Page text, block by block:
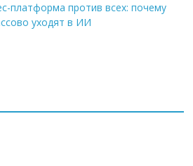
платформа против всех: почему
уходят в ИИ